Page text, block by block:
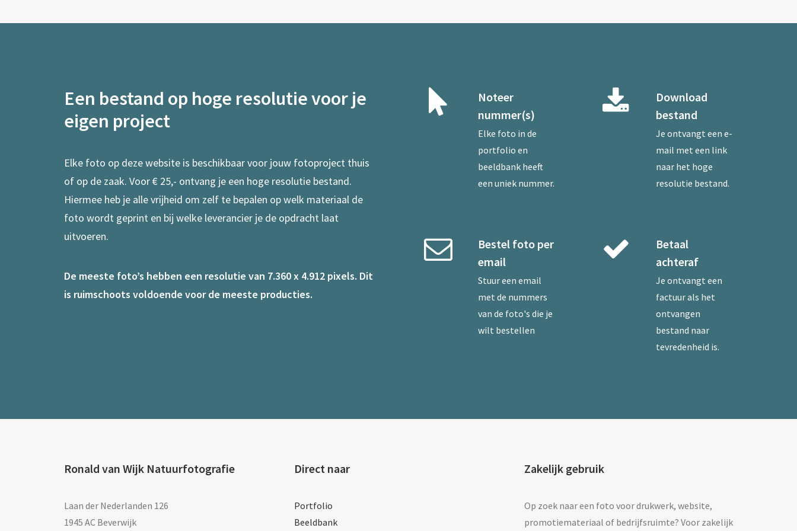
Een bestand op hoge resolutie voor je
eigen project
Elke foto op deze website is beschikbaar voor jouw fotoproject thuis
of op de zaak. Voor € 25,- ontvang je een hoge resolutie bestand.
Hiermee heb je alle vrijheid om zelf te bepalen op welk materiaal de
foto wordt geprint en bij welke leverancier je de opdracht laat
uitvoeren.
De meeste foto’s hebben een resolutie van 7.360 x 4.912 pixels. Dit
is ruimschoots voldoende voor de meeste producties.
Noteer
nummer(s)
Elke foto in de
portfolio en
beeldbank heeft
een uniek nummer.
Bestel foto per
email
Stuur een email
met de nummers
van de foto's die je
wilt bestellen
Download
bestand
Je ontvangt een e-
mail met een link
naar het hoge
resolutie bestand.
Betaal
achteraf
Je ontvangt een
factuur als het
ontvangen
bestand naar
tevredenheid is.
Ronald van Wijk Natuurfotografie
Laan der Nederlanden 126
1945 AC Beverwijk
Direct naar
Portfolio
Beeldbank
Zakelijk gebruik
Op zoek naar een foto voor drukwerk, website,
promotiemateriaal of bedrijfsruimte? Voor zakelijk